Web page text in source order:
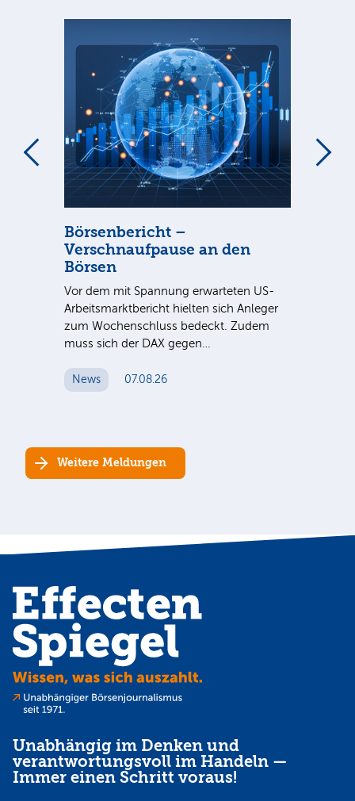
Börsenbericht –
Verschnaufpause an den
Börsen
Vor dem mit Spannung erwarteten US-
Arbeitsmarktbericht hielten sich Anleger
zum Wochenschluss bedeckt. Zudem
muss sich der DAX gegen…
News 07.08.26
Weitere Meldungen
Unabhängig im Denken und
verantwortungsvoll im Handeln —
Immer einen Schritt voraus!